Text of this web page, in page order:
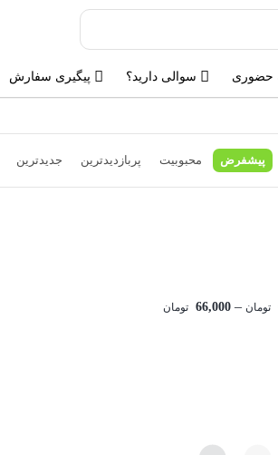
حضوری سوالی دارید؟ پیگیری سفارش
پیشفرض محبوبیت پربازدیدترین جدیدترین
تومان–
66,000 تومان